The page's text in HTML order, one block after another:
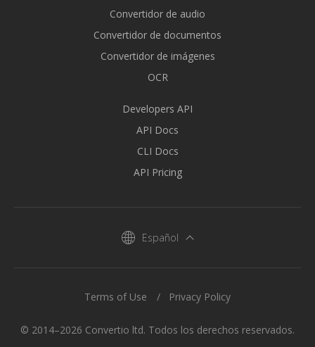
Convertidor de audio
Convertidor de documentos
Convertidor de imágenes
OCR
Developers API
API Docs
CLI Docs
API Pricing
Español
© 2014–2026 Convertio ltd. Todos los derechos reservados.
Terms of Use Privacy Policy